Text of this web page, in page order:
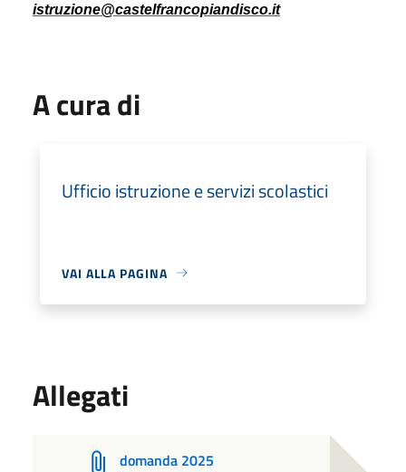
istruzione@castelfrancopiandisco.it
A cura di
Ufficio istruzione e servizi scolastici
VAI ALLA PAGINA
Allegati
domanda 2025